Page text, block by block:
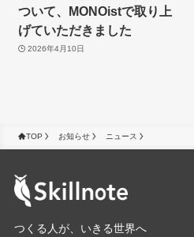
ついて、MONOistで取り上
げていただきました
2026年4月10日
TOP お知らせ ニュース
つくる人が、いきる世界へ